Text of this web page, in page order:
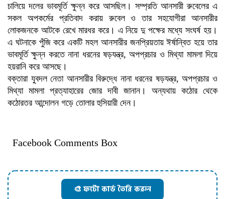
চালিয়ে দলের ভাবমূর্তি ক্ষুন্ন করে আসছিল। সম্প্রতি আনসারী রুবেলের এ
সকল অপকর্মের প্রতিবাদ করায় রুবেল ও তার সহযোগীরা আনসারীর
লোকজনকে আটকে রেখে মারধর করে। এ নিয়ে দু পক্ষের মধ্যে সংঘর্ষ হয়।
এ ঘটনাকে পুঁজি করে একটি মহল আনসারীর জনপ্রিয়তায় ঈর্ষান্বিত হয়ে তার
ভাবমূর্তি ক্ষুন্ন করতে নানা ধরনের ষড়যন্ত্র, অপপ্রচার ও মিথ্যা মামলা দিয়ে
হয়রানি করে আসছে।
বক্তারা যুবদল নেতা আনসারীর বিরুদ্ধে নানা ধরনের ষড়যন্ত্র, অপপ্রচার ও
মিথ্যা মামলা প্রত্যাহারের জোর দাবী জানান। অন্যথায় কঠোর থেকে
কঠোরতর আন্দোলন গড়ে তোলার হুসিয়ারী দেন।
Facebook Comments Box
🎨 ফটো কার্ড তৈরি করুন